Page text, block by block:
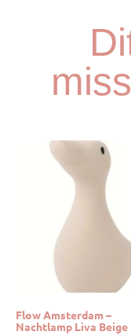
Flow Amsterdam –
Nachtlamp Liva Beige